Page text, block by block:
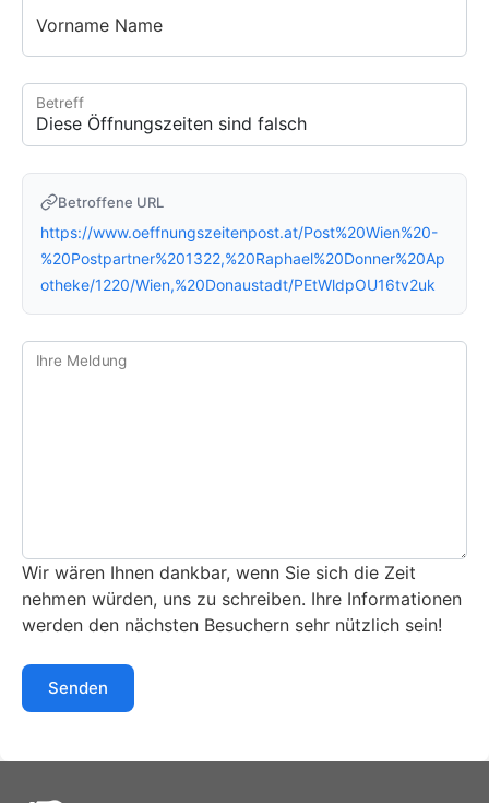
Vorname Name
Betreff
Betroffene URL
https://www.oeffnungszeitenpost.at/Post%20Wien%20-
%20Postpartner%201322,%20Raphael%20Donner%20Ap
otheke/1220/Wien,%20Donaustadt/PEtWldpOU16tv2uk
Ihre Meldung
Wir wären Ihnen dankbar, wenn Sie sich die Zeit
nehmen würden, uns zu schreiben. Ihre Informationen
werden den nächsten Besuchern sehr nützlich sein!
Senden